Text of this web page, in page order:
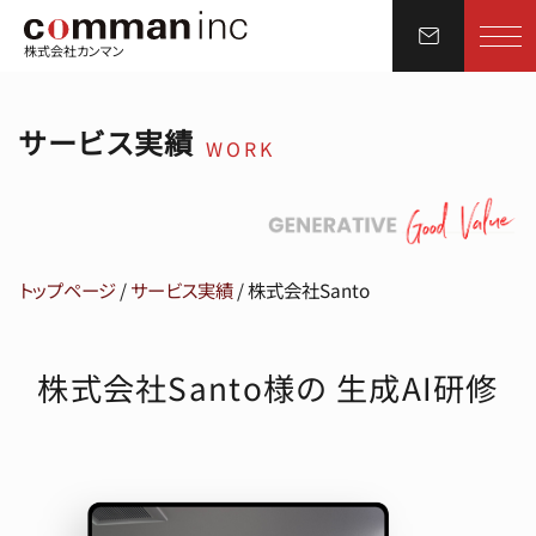
株式会社カンマン
サービス実績 WORK
トップページ/サービス実績/株式会社Santo
株式会社Santo様の 生成AI研修